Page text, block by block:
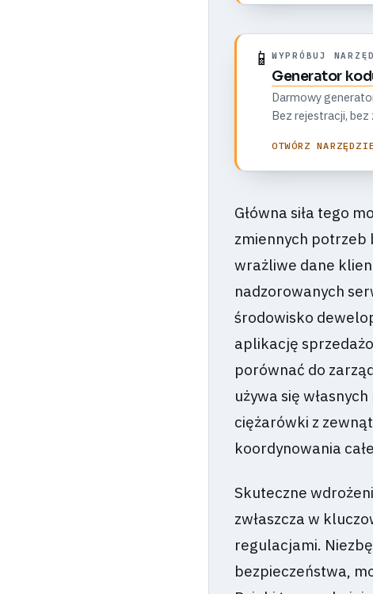
📱 WYPRÓBUJ
Generator
Darmowy
Bez rejestracji,
OTWÓRZ
Główna siła tego
zmiennych potrzeb
wrażliwe dane
nadzorowanych
środowisko
aplikację
porównać do
używa się
ciężarówki z
koordynowania
Skuteczne
zwłaszcza w
regulacjami.
bezpieczeństwa,